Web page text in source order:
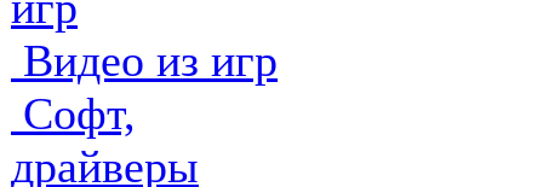
Видео из игр
Софт,
драйверы